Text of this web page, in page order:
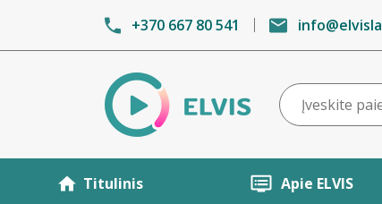
+370 667 80 541
Titulinis Apie ELVIS